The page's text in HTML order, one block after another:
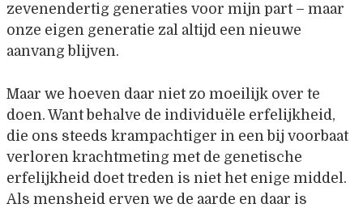
zevenendertig generaties voor mijn part – maar
onze eigen generatie zal altijd een nieuwe
aanvang blijven.
Maar we hoeven daar niet zo moeilijk over te
doen. Want behalve de individuële erfelijkheid,
die ons steeds krampachtiger in een bij voorbaat
verloren krachtmeting met de genetische
erfelijkheid doet treden is niet het enige middel.
Als mensheid erven we de aarde en daar is